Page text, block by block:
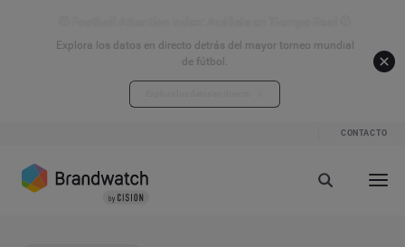
Explora los datos en directo detrás del mayor torneo mundial
de fútbol.
CONTACTO